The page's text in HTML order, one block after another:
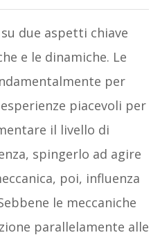
due aspetti chiave
e le dinamiche. Le
per
piacevoli per
il livello di
spingerlo ad agire
poi, influenza
le meccaniche
parallelamente alle